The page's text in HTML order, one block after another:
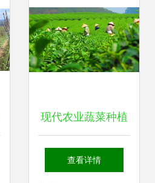
现代农业蔬菜种植
与加工及油茶基地
查看详情